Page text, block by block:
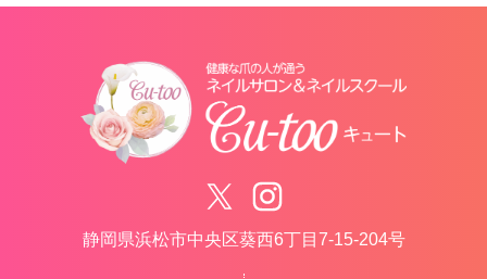
静岡県浜松市中央区葵西6丁目7-15-204号